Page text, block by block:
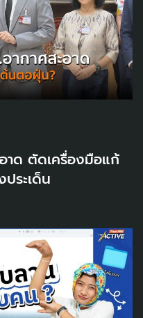
าด ตัดเครื่องมือแก้
ระเด็น